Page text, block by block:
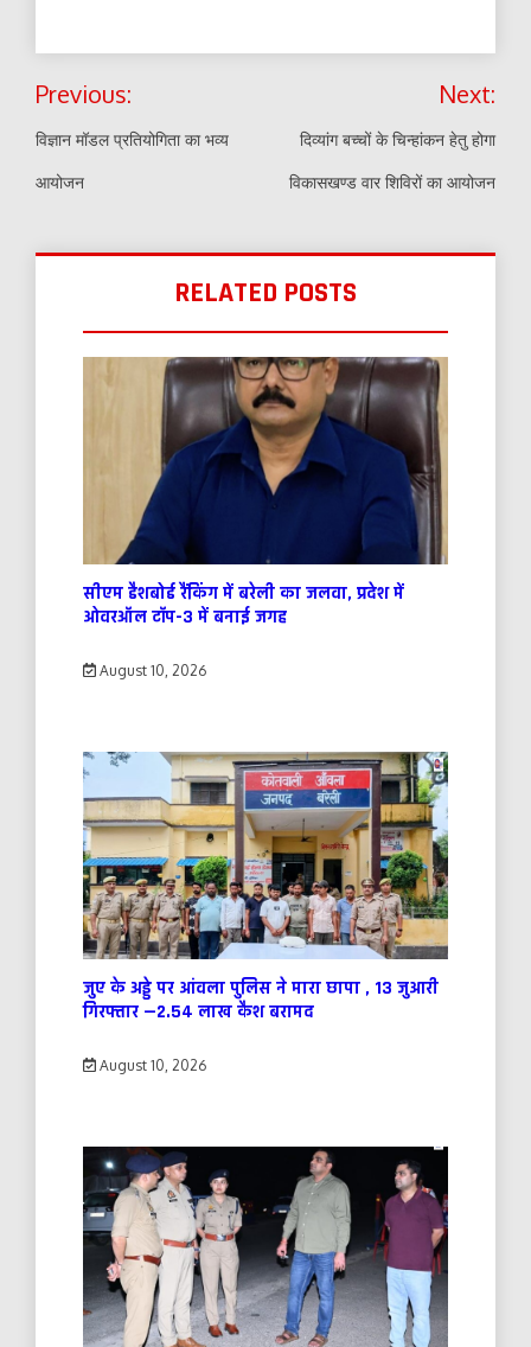
Post
navigation
Previous:
विज्ञान मॉडल प्रतियोगिता का भव्य
आयोजन
Next:
दिव्यांग बच्चों के चिन्हांकन हेतु होगा
विकासखण्ड वार शिविरों का आयोजन
RELATED POSTS
सीएम डैशबोर्ड रैंकिंग में बरेली का जलवा, प्रदेश में
ओवरऑल टॉप-3 में बनाई जगह
August 10, 2026
जुए के अड्डे पर आंवला पुलिस ने मारा छापा , 13 जुआरी
गिरफ्तार —2.54 लाख कैश बरामद
August 10, 2026